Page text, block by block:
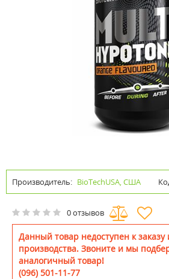
Производитель: BioTechUSA, США
0 отзывов
Данный товар недоступен к заказу
производства. Звоните и мы
аналогичный товар!
(096) 501-11-77